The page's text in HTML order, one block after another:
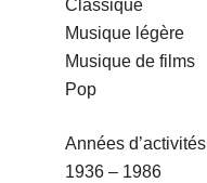
Classique
Musique légère
Musique de films
Pop
Années d’activités
1936 – 1986